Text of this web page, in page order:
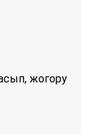
жогору